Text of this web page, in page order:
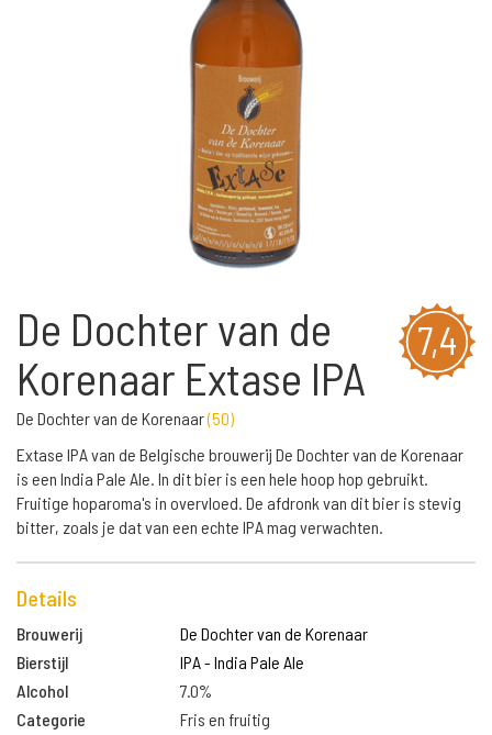
7,4
De Dochter van de
Korenaar Extase IPA
De Dochter van de Korenaar(50)
Extase IPA van de Belgische brouwerij De Dochter van de Korenaar
is een India Pale Ale. In dit bier is een hele hoop hop gebruikt.
Fruitige hoparoma's in overvloed. De afdronk van dit bier is stevig
bitter, zoals je dat van een echte IPA mag verwachten.
Details
Brouwerij
De Dochter van de Korenaar
Bierstijl
IPA - India Pale Ale
Alcohol
7.0%
Categorie
Fris en fruitig